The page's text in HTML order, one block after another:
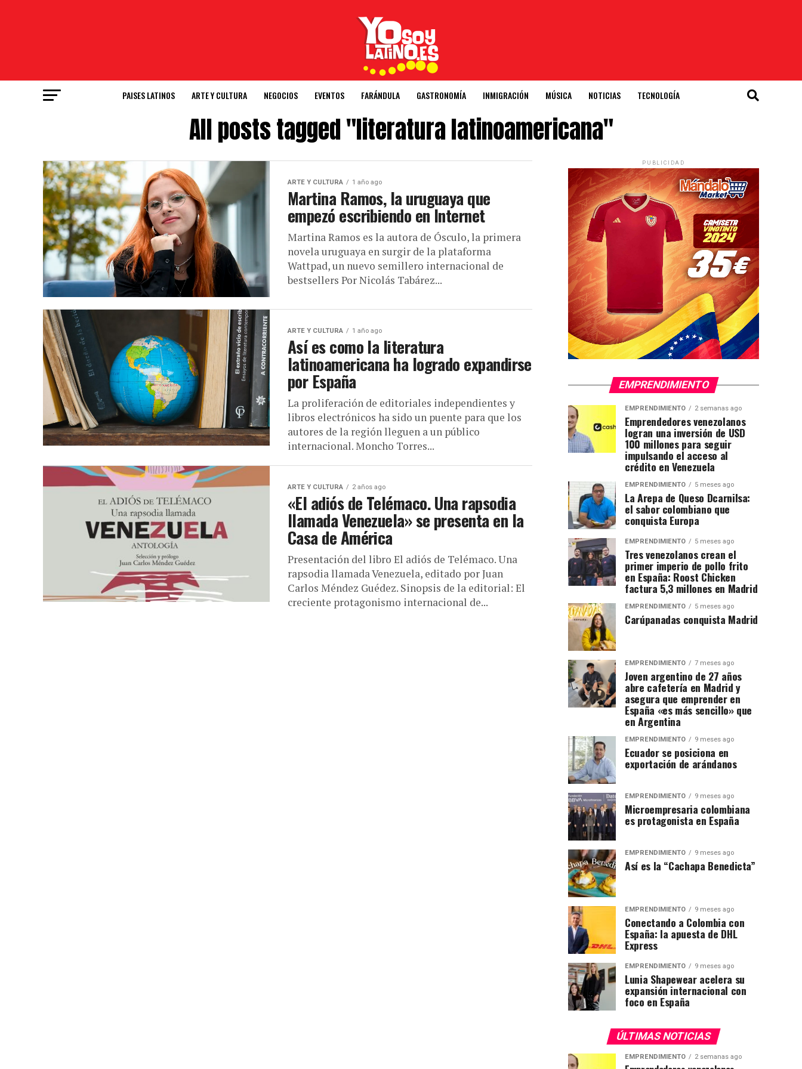
PAISES LATINOS ARTE Y CULTURA NEGOCIOS EVENTOS FARÁNDULA GASTRONOMÍA INMIGRACIÓN MÚSICA NOTICIAS TECNOLOGÍA
All posts tagged "literatura latinoamericana"
ARTE Y CULTURA 1 año ago
Martina Ramos, la uruguaya que
empezó escribiendo en Internet
Martina Ramos es la autora de Ósculo, la primera
novela uruguaya en surgir de la plataforma
Wattpad, un nuevo semillero internacional de
bestsellers Por Nicolás Tabárez...
ARTE Y CULTURA 1 año ago
Así es como la literatura
latinoamericana ha logrado expandirse
por España
La proliferación de editoriales independientes y
libros electrónicos ha sido un puente para que los
autores de la región lleguen a un público
internacional. Moncho Torres...
ARTE Y CULTURA 2 años ago
«El adiós de Telémaco. Una rapsodia
llamada Venezuela» se presenta en la
Casa de América
Presentación del libro El adiós de Telémaco. Una
rapsodia llamada Venezuela, editado por Juan
Carlos Méndez Guédez. Sinopsis de la editorial: El
creciente protagonismo internacional de...
PUBLICIDAD
EMPRENDIMIENTO
EMPRENDIMIENTO 2 semanas ago
Emprendedores venezolanos
logran una inversión de USD
100 millones para seguir
impulsando el acceso al
crédito en Venezuela
EMPRENDIMIENTO 5 meses ago
La Arepa de Queso Dcarnilsa:
el sabor colombiano que
conquista Europa
EMPRENDIMIENTO 5 meses ago
Tres venezolanos crean el
primer imperio de pollo frito
en España: Roost Chicken
factura 5,3 millones en Madrid
EMPRENDIMIENTO 5 meses ago
Carúpanadas conquista Madrid
EMPRENDIMIENTO 7 meses ago
Joven argentino de 27 años
abre cafetería en Madrid y
asegura que emprender en
España «es más sencillo» que
en Argentina
EMPRENDIMIENTO 9 meses ago
Ecuador se posiciona en
exportación de arándanos
EMPRENDIMIENTO 9 meses ago
Microempresaria colombiana
es protagonista en España
EMPRENDIMIENTO 9 meses ago
Así es la “Cachapa Benedicta”
EMPRENDIMIENTO 9 meses ago
Conectando a Colombia con
España: la apuesta de DHL
Express
EMPRENDIMIENTO 9 meses ago
Lunia Shapewear acelera su
expansión internacional con
foco en España
ÚLTIMAS NOTICIAS
EMPRENDIMIENTO 2 semanas ago